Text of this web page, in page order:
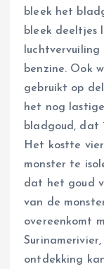
bleek het
bleek deeltjes
benzine. Ook
gebruikt op
het nog
bladgoud, dat
Het kostte
monster te
dat het goud
van de
overeenkomt
ontdekking